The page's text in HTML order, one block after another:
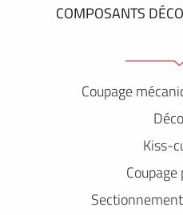
COMPOSANTS
Coupage
Kiss-